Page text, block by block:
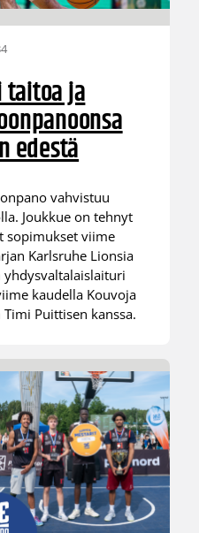
taitoa ja
edestä
vahvistuu
Joukkue on tehnyt
sopimukset viime
Karlsruhe Lionsia
yhdysvaltalaislaituri
kaudella Kouvoja
Puittisen kanssa.